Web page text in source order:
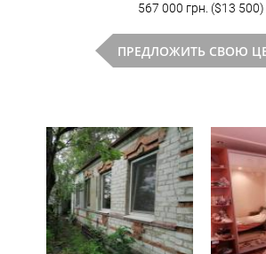
567 000 грн. ($13 500)
ПРЕДЛОЖИТЬ СВОЮ